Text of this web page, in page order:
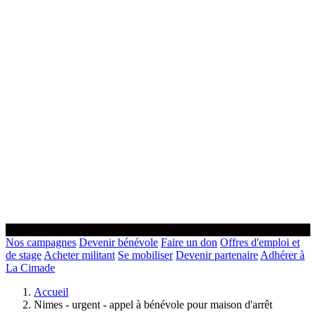
Nos campagnes Devenir bénévole Faire un don Offres d'emploi et
de stage Acheter militant Se mobiliser Devenir partenaire Adhérer à
La Cimade
Accueil
Nimes - urgent - appel à bénévole pour maison d'arrêt